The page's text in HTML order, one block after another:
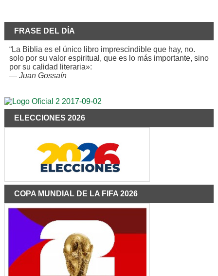
FRASE DEL DÍA
“La Biblia es el único libro imprescindible que hay, no.
solo por su valor espiritual, que es lo más importante, sino
por su calidad literaria»:
— Juan Gossaín
ELECCIONES 2026
COPA MUNDIAL DE LA FIFA 2026